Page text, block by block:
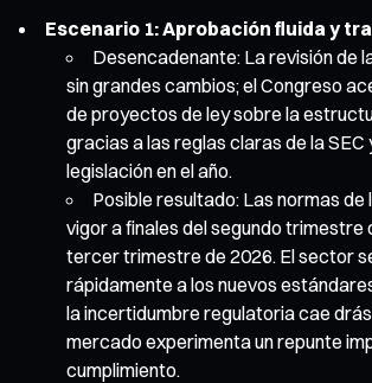
Escenario 1: Aprobación fluida y
Desencadenante: La revisión de
sin grandes cambios; el Congreso
de proyectos de ley sobre la
gracias a las reglas claras de la SEC
legislación en el año.
Posible resultado: Las normas de
vigor a finales del segundo trimestre
tercer trimestre de 2026. El sector
rápidamente a los nuevos
la incertidumbre regulatoria cae
mercado experimenta un repunte
cumplimiento.